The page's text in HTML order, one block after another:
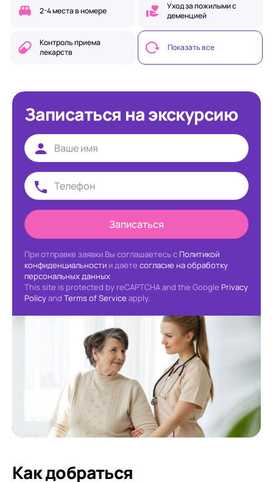
2-4 места в номере
Уход за пожилыми с
деменцией
Контроль приема
лекарств
Показать все
Записаться на экскурсию
Записаться
При отправке заявки Вы соглашаетесь с Политикой
конфиденциальности и даете согласие на обработку
персональных данных
This site is protected by reCAPTCHA and the Google Privacy
Policyand Terms of Service apply.
Как добраться